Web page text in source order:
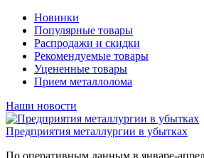
Новинки
Популярные товары
Распродажи и скидки
Рекомендуемые товары
Уцененные товары
Прием металлолома
Наши новости
Предприятия металлургии в убытках
По оперативным данным в январе-